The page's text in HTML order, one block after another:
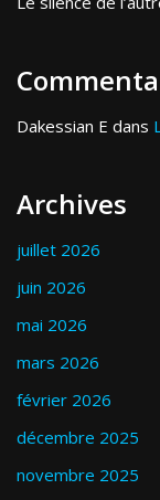
Dakessian E dans
Archives
juillet 2026
juin 2026
mai 2026
mars 2026
février 2026
décembre 2025
novembre 2025